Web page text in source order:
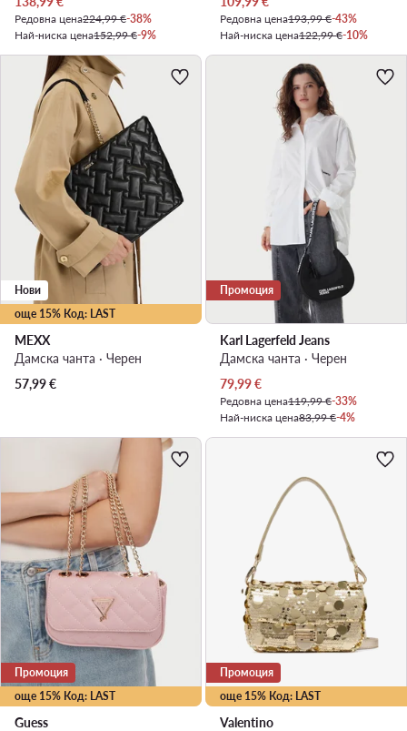
Редовна цена224,99 €-38%
Най-ниска цена152,99 €-9%
Редовна цена193,99 €-43%
Най-ниска цена122,99 €-10%
още 15% Код: LAST
Нови
MEXX
Дамска чанта · Черен
57,99€
Промоция
Karl Lagerfeld Jeans
Дамска чанта · Черен
Актуална цена
79,99€
Редовна цена119,99 €-33%
Най-ниска цена83,99 €-4%
още 15% Код: LAST
Промоция
Guess
още 15% Код: LAST
Промоция
Valentino